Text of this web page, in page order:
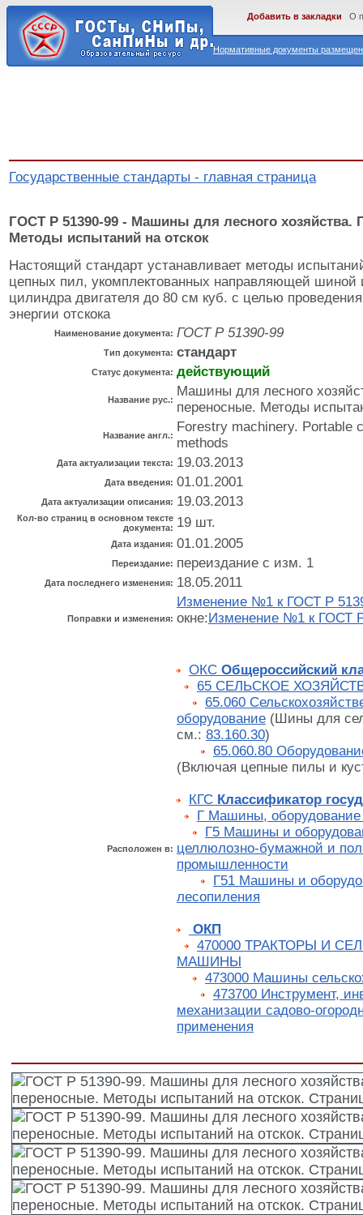
Нормативные документы
Добавить в закладки О
Государственные стандарты - главная страница
ГОСТ Р 51390-99 - Машины для лесного
Методы испытаний на отскок
Настоящий стандарт устанавливает методы
цепных пил, укомплектованных направляющей
цилиндра двигателя до 80 см куб. с целью
энергии отскока
Наименование документа: ГОСТ Р 51390-99
Тип документа: стандарт
Статус документа: действующий
Название рус.:
Машины для лесного
переносные. Методы
Название англ.:
Forestry machinery. Portable
methods
Дата актуализации текста: 19.03.2013
Дата введения: 01.01.2001
Дата актуализации описания: 19.03.2013
Кол-во страниц в основном тексте
документа: 19 шт.
Дата издания: 01.01.2005
Переиздание: переиздание с изм. 1
Дата последнего изменения: 18.05.2011
Поправки и изменения:
Изменение №1 к ГОСТ Р
окне:Изменение №1 к ГОСТ
Расположен в:
ОКС Общероссийский
65 СЕЛЬСКОЕ
65.060
оборудование (Шины для
см.: 83.160.30)
65.060.80
(Включая цепные пилы и
КГС Классификатор
Г Машины, оборудование
Г5 Машины и
целлюлозно-бумажной и
промышленности
Г51 Машины и
лесопиления
ОКП
470000 ТРАКТОРЫ И
МАШИНЫ
473000 Машины
473700 Инструмент,
механизации садово-
применения